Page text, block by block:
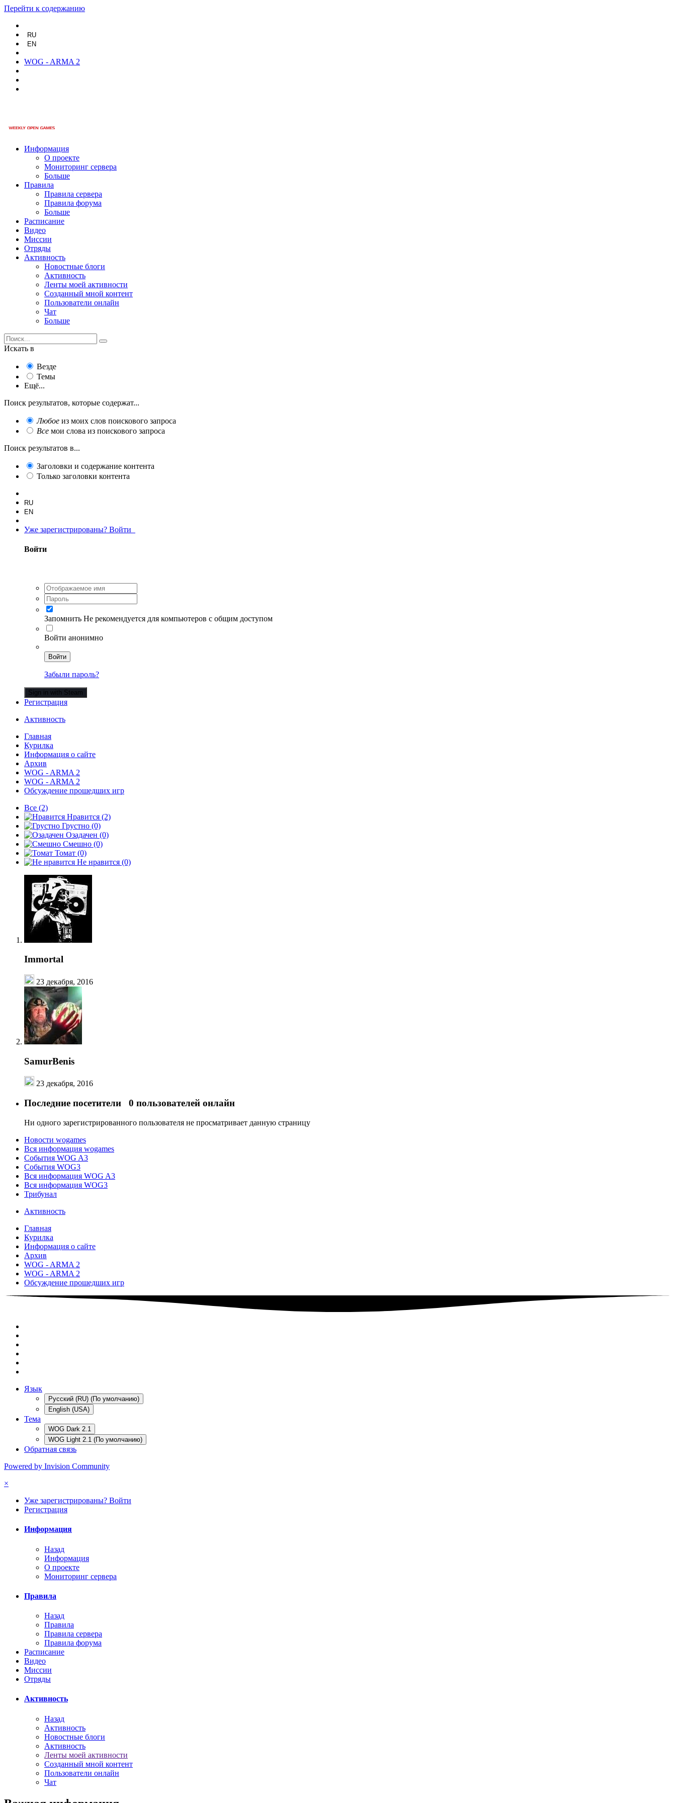
Перейти к содержанию
RU
EN
WOG - ARMA 2
Информация
О проекте
Мониторинг сервера
Больше
Правила
Правила сервера
Правила форума
Больше
Расписание
Видео
Миссии
Отряды
Активность
Новостные блоги
Активность
Ленты моей активности
Созданный мной контент
Пользователи онлайн
Чат
Больше
Искать в
Везде
Темы
Ещё...
Поиск результатов, которые содержат...
Любое из моих слов поискового запроса
Все мои слова из поискового запроса
Поиск результатов в...
Заголовки и содержание контента
Только заголовки контента
RU
EN
Уже зарегистрированы? Войти
Войти
Запомнить Не рекомендуется для компьютеров с общим доступом
Войти анонимно
Войти
Забыли пароль?
Sign in with Steam
Регистрация
Активность
Главная
Курилка
Информация о сайте
Архив
WOG - ARMA 2
WOG - ARMA 2
Обсуждение прошедших игр
Все (2)
Нравится (2)
Грустно (0)
Озадачен (0)
Смешно (0)
Томат (0)
Не нравится (0)
Immortal
23 декабря, 2016
SamurBenis
23 декабря, 2016
Последние посетители 0 пользователей онлайн
Ни одного зарегистрированного пользователя не просматривает данную страницу
Новости wogames
Вся информация wogames
События WOG A3
События WOG3
Вся информация WOG A3
Вся информация WOG3
Трибунал
Активность
Главная
Курилка
Информация о сайте
Архив
WOG - ARMA 2
WOG - ARMA 2
Обсуждение прошедших игр
Язык
Русский (RU) (По умолчанию)
English (USA)
Тема
WOG Dark 2.1
WOG Light 2.1 (По умолчанию)
Обратная связь
Powered by Invision Community
×
Уже зарегистрированы? Войти
Регистрация
Информация
Назад
Информация
О проекте
Мониторинг сервера
Правила
Назад
Правила
Правила сервера
Правила форума
Расписание
Видео
Миссии
Отряды
Активность
Назад
Активность
Новостные блоги
Активность
Ленты моей активности
Созданный мной контент
Пользователи онлайн
Чат